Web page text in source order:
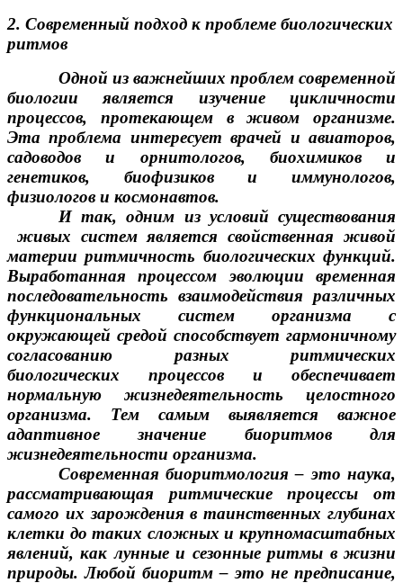
2. Современный подход к проблеме биологических
ритмов
Одной из важнейших проблем современной
биологии является изучение цикличности
процессов, протекающем в живом организме.
Эта проблема интересует врачей и авиаторов,
садоводов и орнитологов, биохимиков и
генетиков, биофизиков и иммунологов,
физиологов и космонавтов.
И так, одним из условий существования
живых систем является свойственная живой
материи ритмичность биологических функций.
Выработанная процессом эволюции временная
последовательность взаимодействия различных
функциональных систем организма с
окружающей средой способствует гармоничному
согласованию разных ритмических
биологических процессов и обеспечивает
нормальную жизнедеятельность целостного
организма. Тем самым выявляется важное
адаптивное значение биоритмов для
жизнедеятельности организма.
Современная биоритмология – это наука,
рассматривающая ритмические процессы от
самого их зарождения в таинственных глубинах
клетки до таких сложных и крупномасштабных
явлений, как лунные и сезонные ритмы в жизни
природы. Любой биоритм – это не предписание,